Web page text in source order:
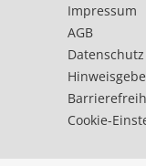
Impressum
AGB
Datenschutz
Cookie-